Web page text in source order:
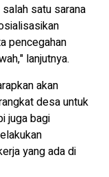
satu sarana
pencegahan
lanjutnya.
akan
desa untuk
juga bagi
yang ada di